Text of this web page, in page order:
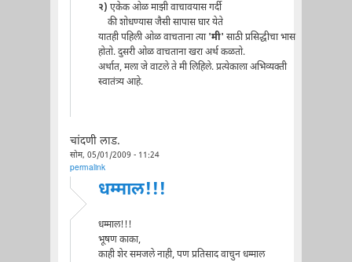
२) एकेक ओळ माझी वाचावयास गर्दी
की शोधण्यास जैसी सापास घार येते
यातही पहिली ओळ वाचताना त्या'मी' साठी प्रसिद्धीचा भास
होतो. दुसरी ओळ वाचताना खरा अर्थ कळतो.
अर्थात, मला जे वाटले ते मी लिहिले. प्रत्येकाला अभिव्यक्ती
स्वातंत्र्य आहे.
चांदणी लाड.
सोम, 05/01/2009 - 11:24
permalink
धम्माल!!!
धम्माल!!!
भूषण काका,
काही शेर समजले नाही, पण प्रतिसाद वाचुन धम्माल